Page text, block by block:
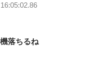
落ちるね